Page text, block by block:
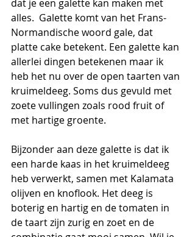
dat je een galette kan maken met
alles.  Galette komt van het Frans-
Normandische woord gale, dat
platte cake betekent. Een galette kan
allerlei dingen betekenen maar ik
heb het nu over de open taarten van
kruimeldeeg. Soms dus gevuld met
zoete vullingen zoals rood fruit of
met hartige groente.
Bijzonder aan deze galette is dat ik
een harde kaas in het kruimeldeeg
heb verwerkt, samen met Kalamata
olijven en knoflook. Het deeg is
boterig en hartig en de tomaten in
de taart zijn zurig en zoet en de